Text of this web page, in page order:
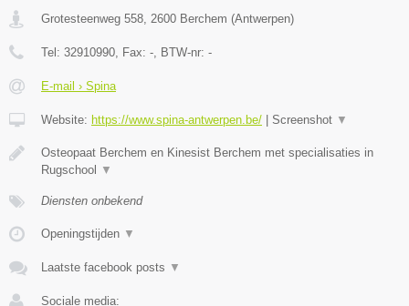
Grotesteenweg 558 2600 Berchem (Antwerpen)
Tel: 32910990 , Fax: - , BTW-nr: -
E-mail › Spina
Website: https://www.spina-antwerpen.be/ Screenshot ▼
Osteopaat Berchem en Kinesist Berchem met specialisaties in
Rugschool
▼
Diensten onbekend
Openingstijden ▼
Laatste facebook posts ▼
Sociale media: